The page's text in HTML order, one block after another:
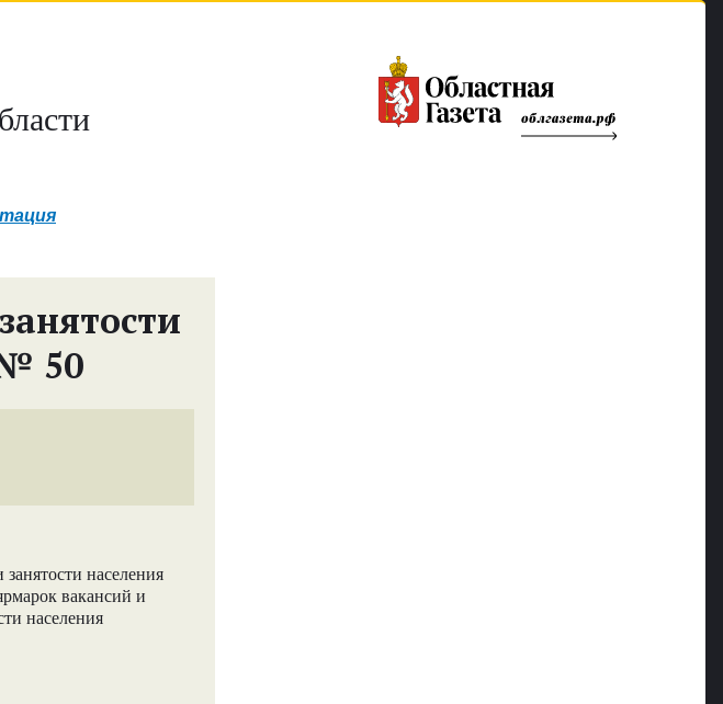
50
населения
вакансий и
населения